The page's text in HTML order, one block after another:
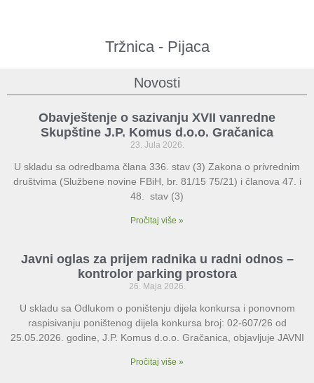
Tržnica - Pijaca
Novosti
Obavještenje o sazivanju XVII vanredne
Skupštine J.P. Komus d.o.o. Gračanica
23. Jula 2026.
U skladu sa odredbama člana 336. stav (3) Zakona o privrednim
društvima (Službene novine FBiH, br. 81/15 75/21) i članova 47. i
48. stav (3)
Pročitaj više »
Javni oglas za prijem radnika u radni odnos –
kontrolor parking prostora
26. Maja 2026.
U skladu sa Odlukom o poništenju dijela konkursa i ponovnom
raspisivanju poništenog dijela konkursa broj: 02-607/26 od
25.05.2026. godine, J.P. Komus d.o.o. Gračanica, objavljuje JAVNI
Pročitaj više »